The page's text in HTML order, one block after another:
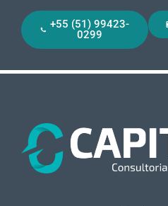
+55 (51) 99423-
0299